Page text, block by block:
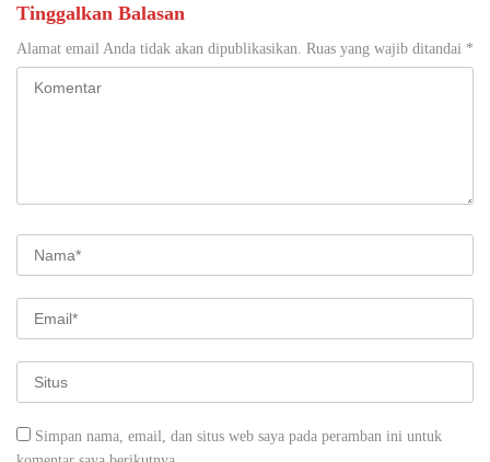
Tinggalkan Balasan
Alamat email Anda tidak akan dipublikasikan. Ruas yang wajib ditandai *
Simpan nama, email, dan situs web saya pada peramban ini untuk